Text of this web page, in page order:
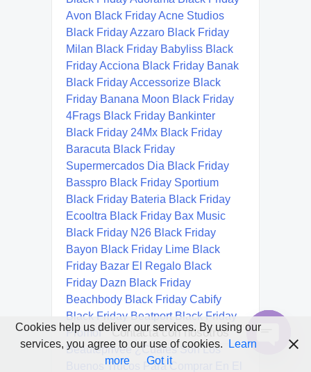
Cookies help us deliver our services. By using our
services, you agree to our use of cookies.
Learn
more
Got it
Contacta con nosotros